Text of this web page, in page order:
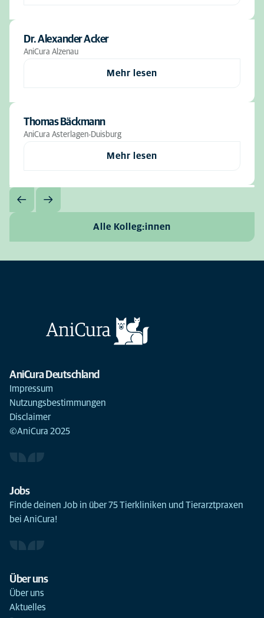
Dr. Alexander Acker
AniCura Alzenau
Mehr lesen
Thomas Bäckmann
AniCura Asterlagen-Duisburg
Mehr lesen
Alle Kolleg:innen
AniCura Deutschland
Impressum
Nutzungsbestimmungen
Disclaimer
©AniCura 2025
Jobs
Finde deinen Job in über 75 Tierkliniken und Tierarztpraxen
bei AniCura!
Über uns
Über uns
Aktuelles